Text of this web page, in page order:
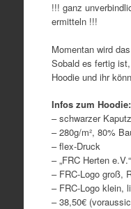
!!! ganz
ermitteln !!!
Momentan wird
Sobald es fertig
Hoodie und ihr
Infos zum Hoodie:
– schwarzer
– 280g/m², 80%
– flex-Druck
– „FRC Herten
– FRC-Logo groß,
– FRC-Logo klein,
– 38,50€